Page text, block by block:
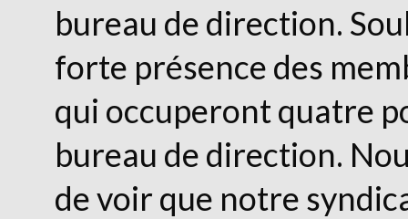
bureau de direction.
forte présence des
qui occuperont quatre
bureau de direction.
de voir que notre